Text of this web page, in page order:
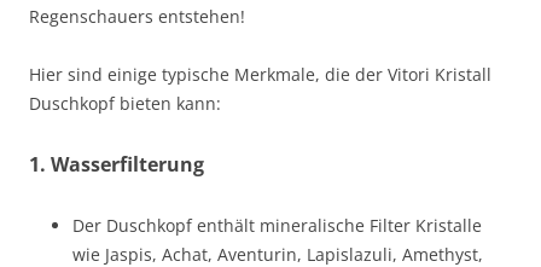
Regenschauers entstehen!
Hier sind einige typische Merkmale, die der Vitori Kristall
Duschkopf bieten kann:
1. Wasserfilterung
Der Duschkopf enthält mineralische Filter Kristalle
wie Jaspis, Achat, Aventurin, Lapislazuli, Amethyst,